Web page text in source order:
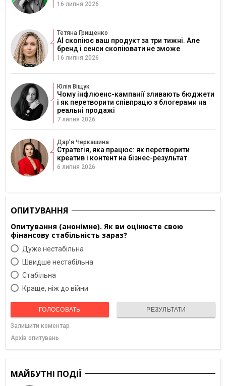
16 липня 2026
Тетяна Грищенко
AI скопіює ваш продукт за три тижні. Але
бренд і сенси скопіювати не зможе
16 липня 2026
Юлія Віщук
Чому інфлюенс-кампанії зливають бюджети
і як перетворити співпрацю з блогерами на
реальні продажі
7 липня 2026
Дарʼя Черкашина
Стратегія, яка працює: як перетворити
креатив і контент на бізнес-результат
6 липня 2026
ОПИТУВАННЯ
Опитування (анонімне). Як ви оцінюєте свою
фінансову стабільність зараз?
Дуже нестабільна
Швидше нестабільна
Cтабільна
Краще, ніж до війни
ГОЛОСОВАТЬ РЕЗУЛЬТАТИ
Залишити коментар
Архів опитувань
МАЙБУТНІ ПОДІЇ